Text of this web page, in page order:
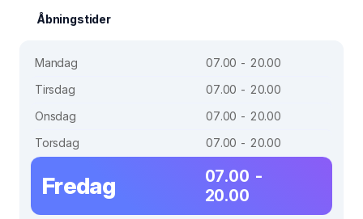
Åbningstider
Mandag
07.00 - 20.00
Tirsdag
07.00 - 20.00
Onsdag
07.00 - 20.00
Torsdag
07.00 - 20.00
Fredag
07.00 -
20.00